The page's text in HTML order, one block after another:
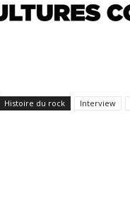
Histoire du rock Interview